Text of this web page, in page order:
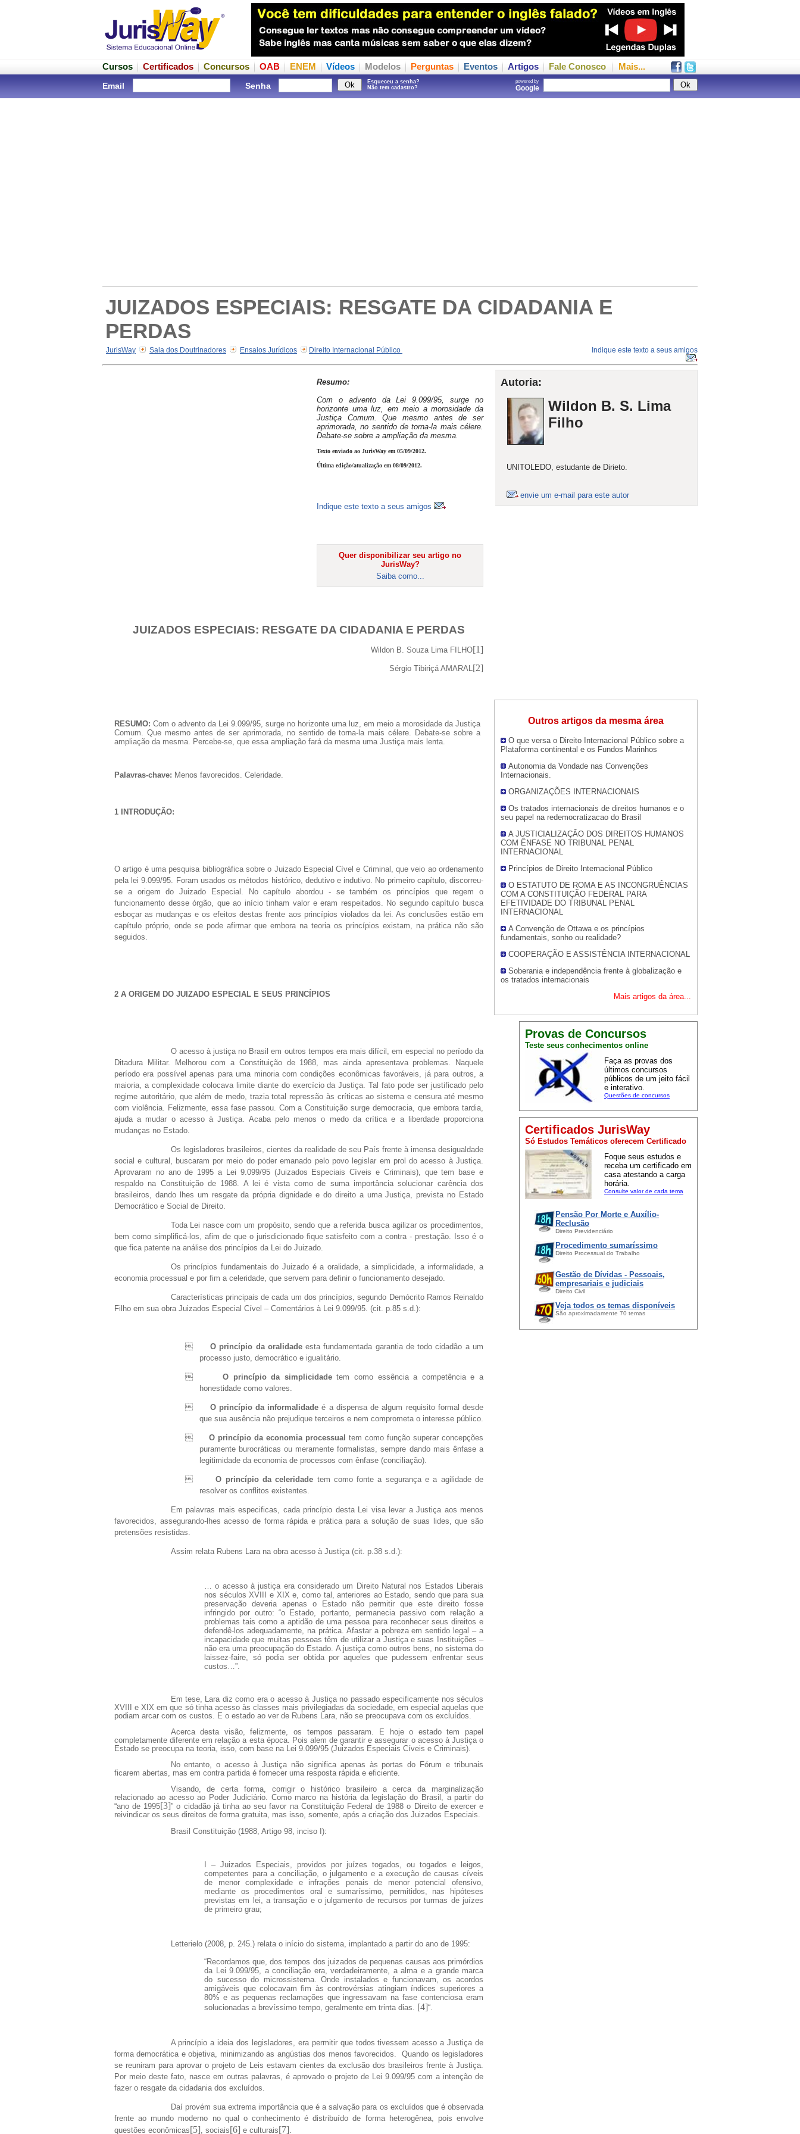
Cursos Certificados Concursos OAB ENEM Vídeos Modelos Perguntas Eventos Artigos Fale Conosco Mais...
Email Senha
Esqueceu a senha?
Não tem cadastro?
powered by
Google
JUIZADOS ESPECIAIS: RESGATE DA CIDADANIA E
PERDAS
JurisWay Sala dos Doutrinadores Ensaios Jurídicos Direito Internacional Público Indique este texto a seus amigos
Autoria:
Wildon B. S. Lima
Filho
UNITOLEDO, estudante de Dirieto.
envie um e-mail para este autor
Outros artigos da mesma área
O que versa o Direito Internacional Público sobre a
Plataforma continental e os Fundos Marinhos
Autonomia da Vondade nas Convenções
Internacionais.
ORGANIZAÇÕES INTERNACIONAIS
Os tratados internacionais de direitos humanos e o
seu papel na redemocratizacao do Brasil
A JUSTICIALIZAÇÃO DOS DIREITOS HUMANOS
COM ÊNFASE NO TRIBUNAL PENAL
INTERNACIONAL
Princípios de Direito Internacional Público
O ESTATUTO DE ROMA E AS INCONGRUÊNCIAS
COM A CONSTITUIÇÃO FEDERAL PARA
EFETIVIDADE DO TRIBUNAL PENAL
INTERNACIONAL
A Convenção de Ottawa e os princípios
fundamentais, sonho ou realidade?
COOPERAÇÃO E ASSISTÊNCIA INTERNACIONAL
Soberania e independência frente à globalização e
os tratados internacionais
Mais artigos da área...
Provas de Concursos
Teste seus conhecimentos online
Faça as provas dos
últimos concursos
públicos de um jeito fácil
e interativo.
Questões de concursos
Certificados JurisWay
Só Estudos Temáticos oferecem Certificado
Foque seus estudos e
receba um certificado em
casa atestando a carga
horária.
Consulte valor de cada tema
Pensão Por Morte e Auxílio-
Reclusão
Direito Previdenciário
Procedimento sumaríssimo
Direito Processual do Trabalho
Gestão de Dívidas - Pessoais,
empresariais e judiciais
Direito Civil
Veja todos os temas disponíveis
São aproximadamente 70 temas
Resumo:
Com o advento da Lei 9.099/95, surge no
horizonte uma luz, em meio a morosidade da
Justiça Comum. Que mesmo antes de ser
aprimorada, no sentido de torna-la mais célere.
Debate-se sobre a ampliação da mesma.
Texto enviado ao JurisWay em 05/09/2012.
Última edição/atualização em 08/09/2012.
Indique este texto a seus amigos
Quer disponibilizar seu artigo no
JurisWay?
Saiba como...
JUIZADOS ESPECIAIS: RESGATE DA CIDADANIA E PERDAS
Wildon B. Souza Lima FILHO[1]
Sérgio Tibiriçá AMARAL [2]
RESUMO:Com o advento da Lei 9.099/95, surge no horizonte uma luz, em meio a morosidade da Justiça
Comum. Que mesmo antes de ser aprimorada, no sentido de torna-la mais célere. Debate-se sobre a
ampliação da mesma. Percebe-se, que essa ampliação fará da mesma uma Justiça mais lenta.
Palavras-chave: Menos favorecidos. Celeridade.
1 INTRODUÇÃO:
O artigo é uma pesquisa bibliográfica sobre o Juizado Especial Cível e Criminal, que veio ao ordenamento
pela lei 9.099/95. Foram usados os métodos histórico, dedutivo e indutivo. No primeiro capítulo, discorreu-
se a origem do Juizado Especial. No capítulo abordou - se também os princípios que regem o
funcionamento desse órgão, que ao início tinham valor e eram respeitados. No segundo capítulo busca
esboçar as mudanças e os efeitos destas frente aos princípios violados da lei. As conclusões estão em
capítulo próprio, onde se pode afirmar que embora na teoria os princípios existam, na prática não são
seguidos.
2 A ORIGEM DO JUIZADO ESPECIAL E SEUS PRINCÍPIOS
O acesso à justiça no Brasil em outros tempos era mais difícil, em especial no período da
Ditadura Militar. Melhorou com a Constituição de 1988, mas ainda apresentava problemas. Naquele
período era possível apenas para uma minoria com condições econômicas favoráveis, já para outros, a
maioria, a complexidade colocava limite diante do exercício da Justiça. Tal fato pode ser justificado pelo
regime autoritário, que além de medo, trazia total repressão às críticas ao sistema e censura até mesmo
com violência. Felizmente, essa fase passou. Com a Constituição surge democracia, que embora tardia,
ajuda a mudar o acesso à Justiça. Acaba pelo menos o medo da crítica e a liberdade proporciona
mudanças no Estado.
Os legisladores brasileiros, cientes da realidade de seu País frente à imensa desigualdade
social e cultural, buscaram por meio do poder emanado pelo povo legislar em prol do acesso à Justiça.
Aprovaram no ano de 1995 a Lei 9.099/95 (Juizados Especiais Cíveis e Criminais), que tem base e
respaldo na Constituição de 1988. A lei é vista como de suma importância solucionar carência dos
brasileiros, dando lhes um resgate da própria dignidade e do direito a uma Justiça, prevista no Estado
Democrático e Social de Direito.
Toda Lei nasce com um propósito, sendo que a referida busca agilizar os procedimentos,
bem como simplificá-los, afim de que o jurisdicionado fique satisfeito com a contra - prestação. Isso é o
que fica patente na análise dos princípios da Lei do Juizado.
Os princípios fundamentais do Juizado é a oralidade, a simplicidade, a informalidade, a
economia processual e por fim a celeridade, que servem para definir o funcionamento desejado.
Características principais de cada um dos princípios, segundo Demócrito Ramos Reinaldo
Filho em sua obra Juizados Especial Cível – Comentários à Lei 9.099/95. (cit. p.85 s.d.):
 O princípio da oralidadeesta fundamentada garantia de todo cidadão a um
processo justo, democrático e igualitário.
 O princípio da simplicidadetem como essência a competência e a
honestidade como valores.
 O princípio da informalidade é a dispensa de algum requisito formal desde
que sua ausência não prejudique terceiros e nem comprometa o interesse público.
 O princípio da economia processual tem como função superar concepções
puramente burocráticas ou meramente formalistas, sempre dando mais ênfase a
legitimidade da economia de processos com ênfase (conciliação).
 O princípio da celeridade tem como fonte a segurança e a agilidade de
resolver os conflitos existentes.
Em palavras mais especificas, cada princípio desta Lei visa levar a Justiça aos menos
favorecidos, assegurando-lhes acesso de forma rápida e prática para a solução de suas lides, que são
pretensões resistidas.
Assim relata Rubens Lara na obra acesso à Justiça (cit. p.38 s.d.):
… o acesso à justiça era considerado um Direito Natural nos Estados Liberais
nos séculos XVIII e XIX e, como tal, anteriores ao Estado, sendo que para sua
preservação deveria apenas o Estado não permitir que este direito fosse
infringido por outro: “o Estado, portanto, permanecia passivo com relação a
problemas tais como a aptidão de uma pessoa para reconhecer seus direitos e
defendê-los adequadamente, na prática. Afastar a pobreza em sentido legal – a
incapacidade que muitas pessoas têm de utilizar a Justiça e suas Instituições –
não era uma preocupação do Estado. A justiça como outros bens, no sistema do
laissez-faire, só podia ser obtida por aqueles que pudessem enfrentar seus
custos…”.
Em tese, Lara diz como era o acesso à Justiça no passado especificamente nos séculos
XVIII e XIX em que só tinha acesso às classes mais privilegiadas da sociedade, em especial aquelas que
podiam arcar com os custos. E o estado ao ver de Rubens Lara, não se preocupava com os excluídos.
Acerca desta visão, felizmente, os tempos passaram. E hoje o estado tem papel
completamente diferente em relação a esta época. Pois alem de garantir e assegurar o acesso à Justiça o
Estado se preocupa na teoria, isso, com base na Lei 9.099/95 (Juizados Especiais Cíveis e Criminais).
No entanto, o acesso à Justiça não significa apenas às portas do Fórum e tribunais
ficarem abertas, mas em contra partida é fornecer uma resposta rápida e eficiente.
Visando, de certa forma, corrigir o histórico brasileiro a cerca da marginalização
relacionado ao acesso ao Poder Judiciário. Como marco na história da legislação do Brasil, a partir do
“ano de 1995[3]” o cidadão já tinha ao seu favor na Constituição Federal de 1988 o Direito de exercer e
reivindicar os seus direitos de forma gratuita, mas isso, somente, após a criação dos Juizados Especiais.
Brasil Constituição (1988, Artigo 98, inciso I):
I – Juizados Especiais, providos por juízes togados, ou togados e leigos,
competentes para a conciliação, o julgamento e a execução de causas cíveis
de menor complexidade e infrações penais de menor potencial ofensivo,
mediante os procedimentos oral e sumaríssimo, permitidos, nas hipóteses
previstas em lei, a transação e o julgamento de recursos por turmas de juízes
de primeiro grau;
Letterielo (2008, p. 245.) relata o início do sistema, implantado a partir do ano de 1995:
“Recordamos que, dos tempos dos juizados de pequenas causas aos primórdios
da Lei 9.099/95, a conciliação era, verdadeiramente, a alma e a grande marca
do sucesso do microssistema. Onde instalados e funcionavam, os acordos
amigáveis que colocavam fim às controvérsias atingiam índices superiores a
80% e as pequenas reclamações que ingressavam na fase contenciosa eram
solucionadas a brevíssimo tempo, geralmente em trinta dias. [4]“.
A princípio a ideia dos legisladores, era permitir que todos tivessem acesso a Justiça de
forma democrática e objetiva, minimizando as angústias dos menos favorecidos. Quando os legisladores
se reuniram para aprovar o projeto de Leis estavam cientes da exclusão dos brasileiros frente à Justiça.
Por meio deste fato, nasce em outras palavras, é aprovado o projeto de Lei 9.099/95 com a intenção de
fazer o resgate da cidadania dos excluídos.
Daí provém sua extrema importância que é a salvação para os excluídos que é observada
frente ao mundo moderno no qual o conhecimento é distribuído de forma heterogênea, pois envolve
questões econômicas[5] , sociais[6] e culturais[7]